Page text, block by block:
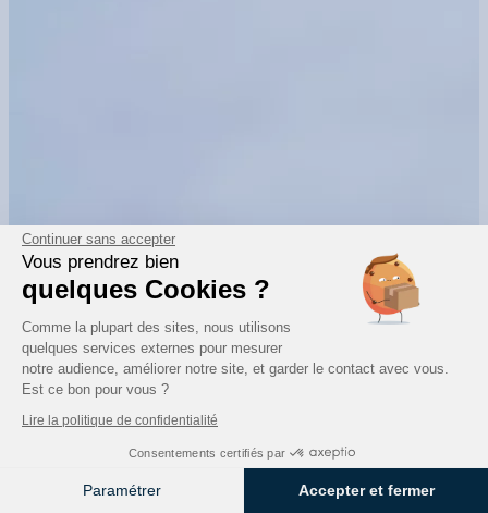
Continuer sans accepter
Vous prendrez bien
quelques Cookies ?
Comme la plupart des sites, nous utilisons
quelques services externes pour mesurer
notre audience, améliorer notre site, et garder le contact avec vous.
Est ce bon pour vous ?
Lire la politique de confidentialité
Consentements certifiés par
Paramétrer Accepter et fermer
Lefebvre Dalloz harmonise ses processus RH grâce à la